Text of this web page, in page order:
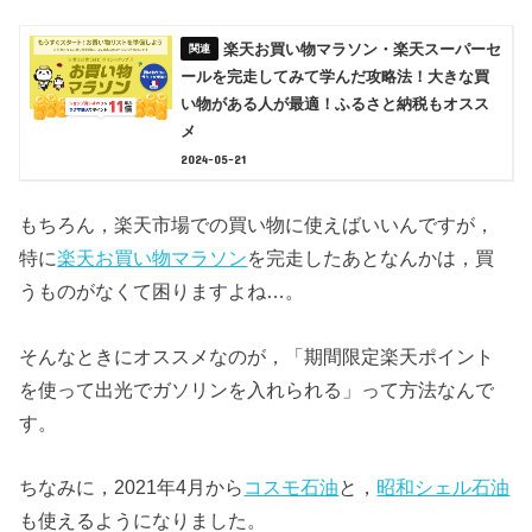
楽天お買い物マラソン・楽天スーパーセ
ールを完走してみて学んだ攻略法！大きな買
い物がある人が最適！ふるさと納税もオスス
メ
2024-05-21
もちろん，楽天市場での買い物に使えばいいんですが，
特に楽天お買い物マラソンを完走したあとなんかは，買
うものがなくて困りますよね…。
そんなときにオススメなのが，「期間限定楽天ポイント
を使って出光でガソリンを入れられる」って方法なんで
す。
ちなみに，2021年4月から コスモ石油と， 昭和シェル石油
も使えるようになりました。